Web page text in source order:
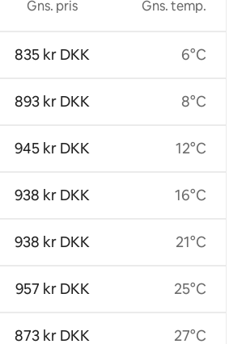
Gns. pris
835 kr DKK
893 kr DKK
945 kr DKK
938 kr DKK
938 kr DKK
957 kr DKK
873 kr DKK
Gns. temp.
6°C
8°C
12°C
16°C
21°C
25°C
27°C